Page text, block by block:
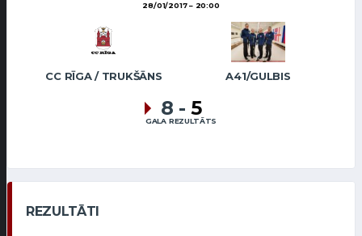
28/01/2017 20:00
CC RĪGA / TRUKŠĀNS A41/GULBIS
8 - 5
GALA REZULTĀTS
REZULTĀTI